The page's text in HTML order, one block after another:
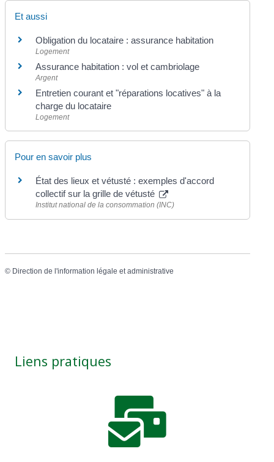
Et aussi
Obligation du locataire : assurance habitation
Logement
Assurance habitation : vol et cambriolage
Argent
Entretien courant et "réparations locatives" à la
charge du locataire
Logement
Pour en savoir plus
État des lieux et vétusté : exemples d'accord
collectif sur la grille de vétusté
Institut national de la consommation (INC)
© Direction de l'information légale et administrative
Liens pratiques